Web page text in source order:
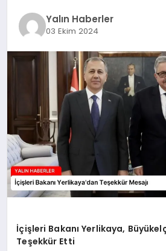
EĞİTİM
TEKNOLOJİ
MAGAZİN
SAĞLIK
Yalın Haberler
03 Ekim 2024
İçişleri Bakanı Yerlikaya,
Teşekkür Etti